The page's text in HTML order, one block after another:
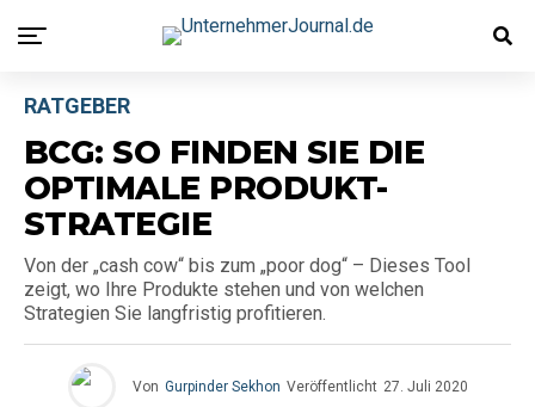
RATGEBER
BCG: SO FINDEN SIE DIE
OPTIMALE PRODUKT-
STRATEGIE
Von der „cash cow“ bis zum „poor dog“ – Dieses Tool
zeigt, wo Ihre Produkte stehen und von welchen
Strategien Sie langfristig profitieren.
Von Gurpinder Sekhon Veröffentlicht 27. Juli 2020